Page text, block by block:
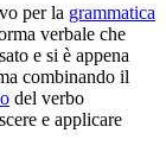
per la grammatica
verbale che
e si è appena
combinando il
del verbo
e applicare